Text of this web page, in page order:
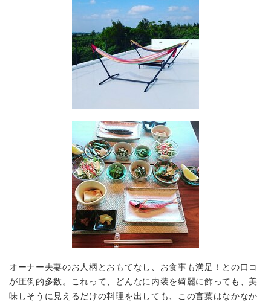
オーナー夫妻のお人柄とおもてなし、お食事も満足！ との口コ
が圧倒的多数。これって、どんなに内装を綺麗に飾っても、美
味しそうに見えるだけの料理を出しても、この言葉はなかなか